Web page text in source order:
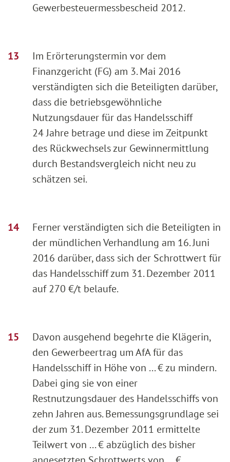
Gewerbesteuermessbescheid 2012.
Im Erörterungstermin vor dem
Finanzgericht (FG) am 3. Mai 2016
verständigten sich die Beteiligten darüber,
dass die betriebsgewöhnliche
Nutzungsdauer für das Handelsschiff
24 Jahre betrage und diese im Zeitpunkt
des Rückwechsels zur Gewinnermittlung
durch Bestandsvergleich nicht neu zu
schätzen sei.
Ferner verständigten sich die Beteiligten in
der mündlichen Verhandlung am 16. Juni
2016 darüber, dass sich der Schrottwert für
das Handelsschiff zum 31. Dezember 2011
auf 270 €/t belaufe.
Davon ausgehend begehrte die Klägerin,
den Gewerbeertrag um AfA für das
Handelsschiff in Höhe von ... € zu mindern.
Dabei ging sie von einer
Restnutzungsdauer des Handelsschiffs von
zehn Jahren aus. Bemessungsgrundlage sei
der zum 31. Dezember 2011 ermittelte
Teilwert von ... € abzüglich des bisher